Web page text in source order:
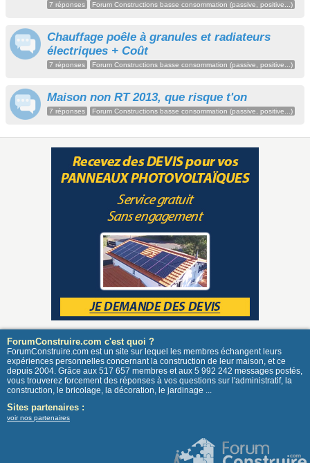
7 réponses Forum Constructions basse consommation (passive, positive...)
Chauffage poêle à granules et radiateurs
électriques + Coût
7 réponses Forum Constructions basse consommation (passive, positive...)
Maison non RT 2013, que risque t'on
7 réponses Forum Constructions basse consommation (passive, positive...)
ForumConstruire.com c'est quoi ?
ForumConstruire.com est un site sur lequel les membres échangent leurs
expériences personnelles concernant la construction de leur maison, et ce
depuis 2004. Grâce aux 517 657 membres et aux 5 992 242 messages postés,
vous trouverez forcement des réponses à vos questions sur l'administratif, la
construction, le bricolage, la décoration, le jardinage ...
Sites partenaires :
voir nos partenaires